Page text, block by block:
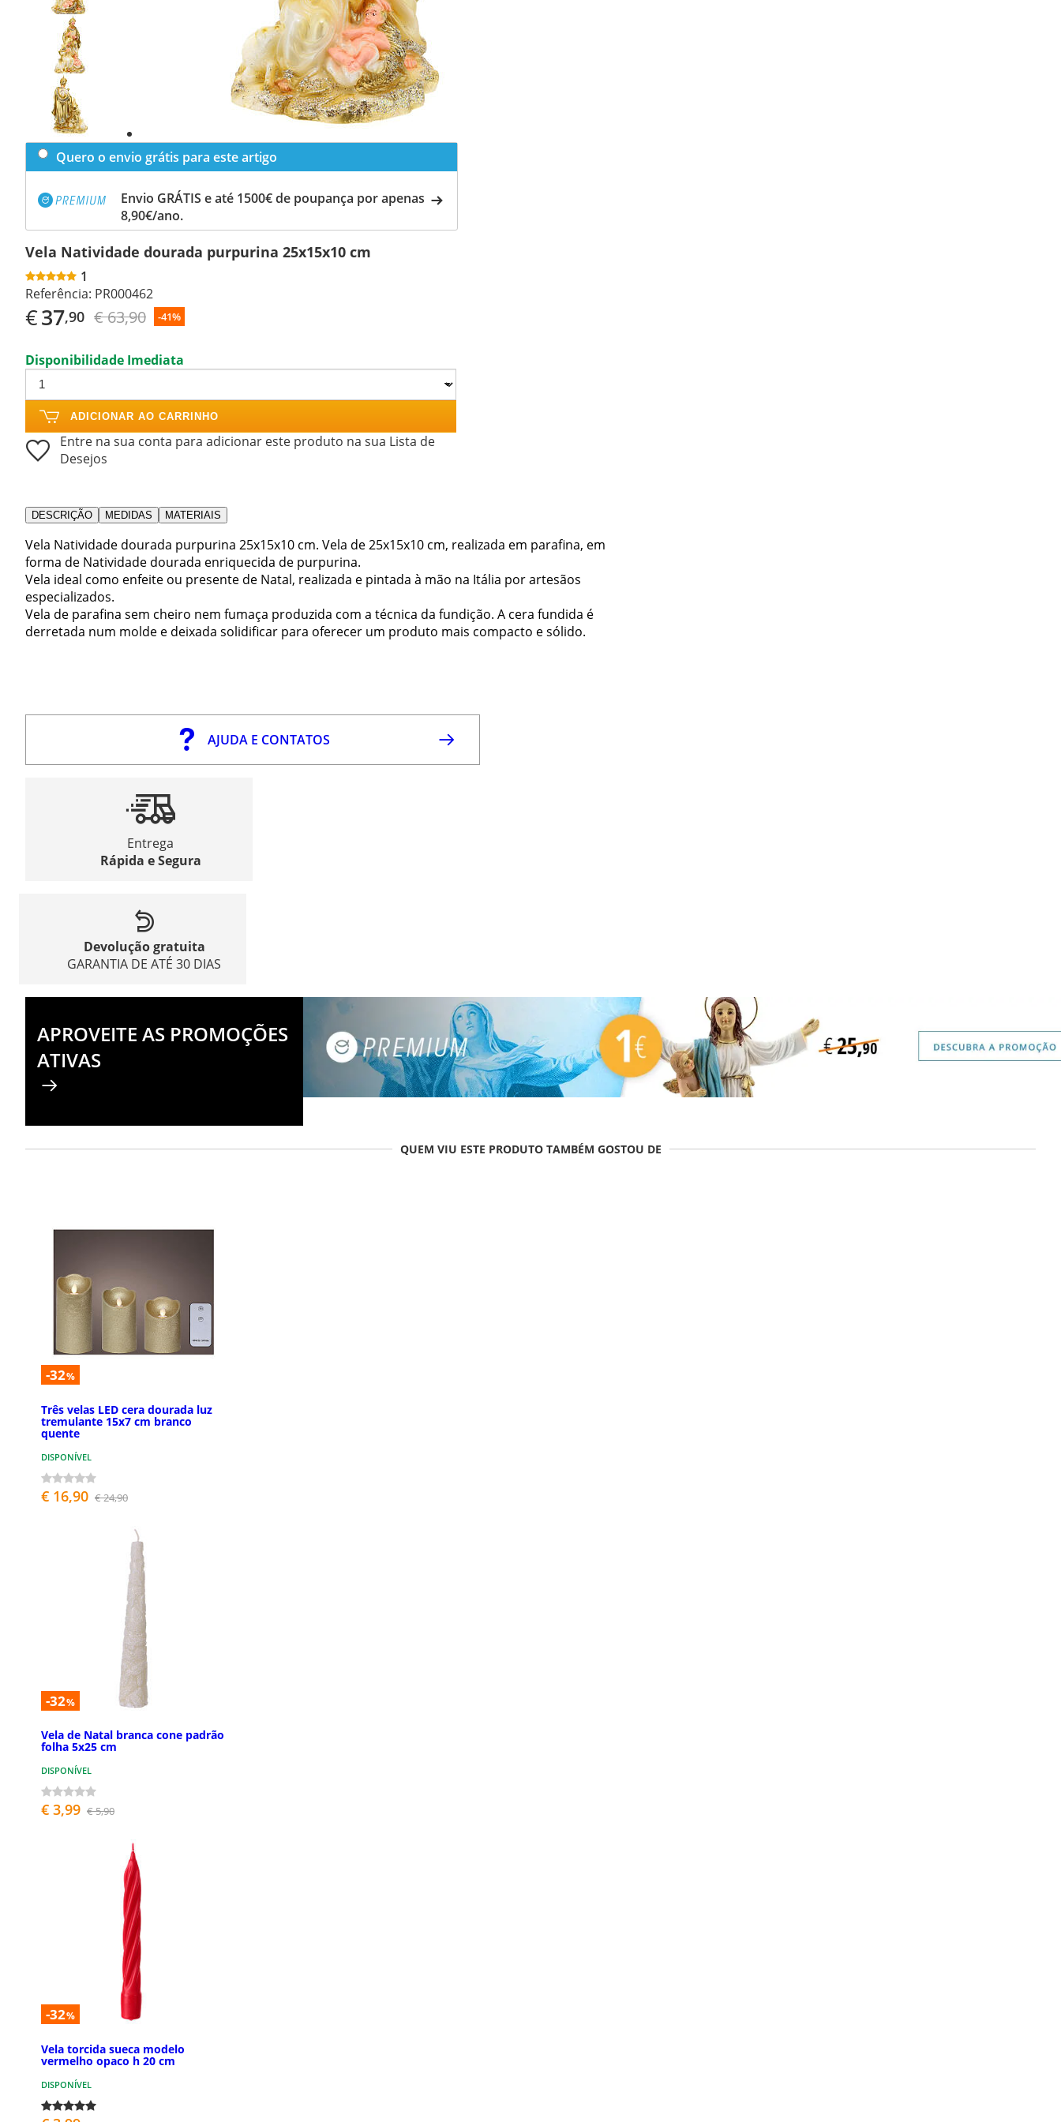
Previous
slide
Next
slide
Quero o envio grátis para este artigo
Envio GRÁTIS e até 1500€ de poupança por apenas
8,90€/ano.
Vela Natividade dourada purpurina 25x15x10 cm
1
Referência: PR000462
€37,90 € 63,90 -41%
Disponibilidade Imediata
ADICIONAR AO CARRINHO
Entre na sua conta para adicionar este produto na sua Lista de
Desejos
DESCRIÇÃO MEDIDAS MATERIAIS
Vela Natividade dourada purpurina 25x15x10 cm. Vela de 25x15x10 cm, realizada em parafina, em
forma de Natividade dourada enriquecida de purpurina.
Vela ideal como enfeite ou presente de Natal, realizada e pintada à mão na Itália por artesãos
especializados.
Vela de parafina sem cheiro nem fumaça produzida com a técnica da fundição. A cera fundida é
derretada num molde e deixada solidificar para oferecer um produto mais compacto e sólido.
AJUDA E CONTATOS
Entrega
Rápida e Segura
Devolução gratuita
GARANTIA DE ATÉ 30 DIAS
APROVEITE AS PROMOÇÕES
ATIVAS
QUEM VIU ESTE PRODUTO TAMBÉM GOSTOU DE
-32%
Três velas LED cera dourada luz
tremulante 15x7 cm branco
quente
DISPONÍVEL
€ 16,90 € 24,90
-32%
Vela de Natal branca cone padrão
folha 5x25 cm
DISPONÍVEL
€ 3,99 € 5,90
-32%
Vela torcida sueca modelo
vermelho opaco h 20 cm
DISPONÍVEL